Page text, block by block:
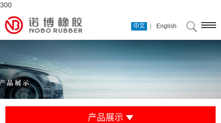
300
中文 English
产品展示